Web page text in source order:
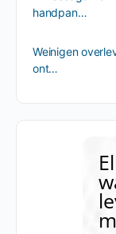
handpan…
Weinigen
ont…